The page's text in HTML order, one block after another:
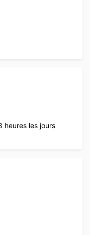
heures les jours